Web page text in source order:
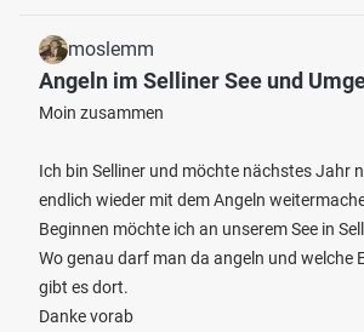
moslemm
Angeln im Selliner See und
Moin zusammen
Ich bin Selliner und möchte nächstes Jahr
endlich wieder mit dem Angeln
Beginnen möchte ich an unserem See in
Wo genau darf man da angeln und welche
gibt es dort.
Danke vorab